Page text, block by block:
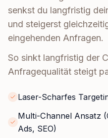
senkst du langfristig
und steigerst
eingehenden Anfragen.
So sinkt langfristig der
Anfragequalität steigt
Laser-Scharfes
Multi-Channel Ansatz
Ads, SEO)